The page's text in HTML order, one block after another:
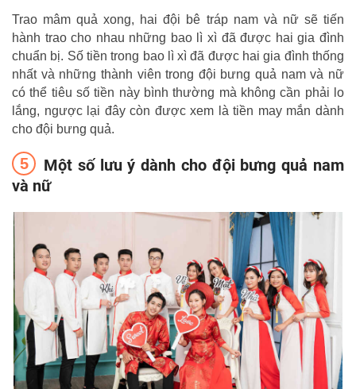
Trao mâm quả xong, hai đội bê tráp nam và nữ sẽ tiến
hành trao cho nhau những bao lì xì đã được hai gia đình
chuẩn bị. Số tiền trong bao lì xì đã được hai gia đình thống
nhất và những thành viên trong đội bưng quả nam và nữ
có thể tiêu số tiền này bình thường mà không cần phải lo
lắng, ngược lại đây còn được xem là tiền may mắn dành
cho đội bưng quả.
Một số lưu ý dành cho đội bưng quả nam
và nữ